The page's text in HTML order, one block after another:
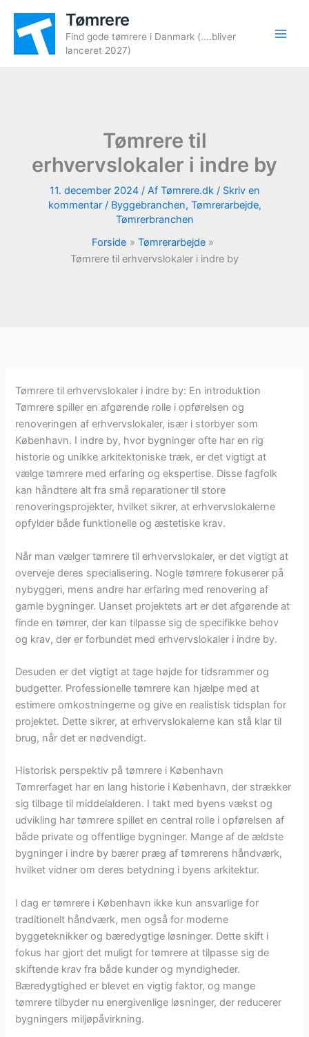
indholdet
Tømrere
Find gode tømrere i Danmark (....bliver
lanceret 2027)
Tømrere til
erhvervslokaler i indre by
11. december 2024 / Af Tømrere.dk / Skriv en
kommentar / Byggebranchen, Tømrerarbejde,
Tømrerbranchen
Forside
Tømrerarbejde
Tømrere til erhvervslokaler i indre by
Tømrere til erhvervslokaler i indre by: En introduktion
Tømrere spiller en afgørende rolle i opførelsen og
renoveringen af erhvervslokaler, især i storbyer som
København. I indre by, hvor bygninger ofte har en rig
historie og unikke arkitektoniske træk, er det vigtigt at
vælge tømrere med erfaring og ekspertise. Disse fagfolk
kan håndtere alt fra små reparationer til store
renoveringsprojekter, hvilket sikrer, at erhvervslokalerne
opfylder både funktionelle og æstetiske krav.
Når man vælger tømrere til erhvervslokaler, er det vigtigt at
overveje deres specialisering. Nogle tømrere fokuserer på
nybyggeri, mens andre har erfaring med renovering af
gamle bygninger. Uanset projektets art er det afgørende at
finde en tømrer, der kan tilpasse sig de specifikke behov
og krav, der er forbundet med erhvervslokaler i indre by.
Desuden er det vigtigt at tage højde for tidsrammer og
budgetter. Professionelle tømrere kan hjælpe med at
estimere omkostningerne og give en realistisk tidsplan for
projektet. Dette sikrer, at erhvervslokalerne kan stå klar til
brug, når det er nødvendigt.
Historisk perspektiv på tømrere i København
Tømrerfaget har en lang historie i København, der strækker
sig tilbage til middelalderen. I takt med byens vækst og
udvikling har tømrere spillet en central rolle i opførelsen af
både private og offentlige bygninger. Mange af de ældste
bygninger i indre by bærer præg af tømrerens håndværk,
hvilket vidner om deres betydning i byens arkitektur.
I dag er tømrere i København ikke kun ansvarlige for
traditionelt håndværk, men også for moderne
byggeteknikker og bæredygtige løsninger. Dette skift i
fokus har gjort det muligt for tømrere at tilpasse sig de
skiftende krav fra både kunder og myndigheder.
Bæredygtighed er blevet en vigtig faktor, og mange
tømrere tilbyder nu energivenlige løsninger, der reducerer
bygningers miljøpåvirkning.